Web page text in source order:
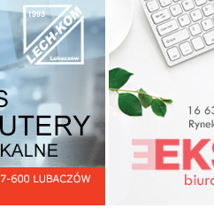
Policyjne podsumowanie
miesiąca czerwca w
powiecie